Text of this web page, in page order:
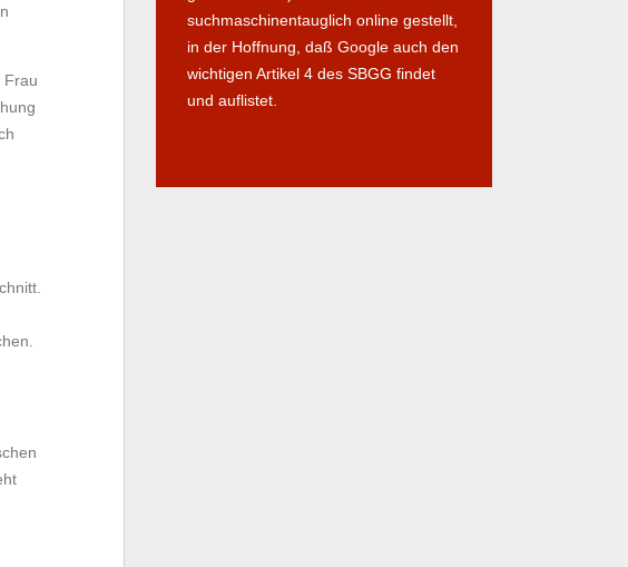
Frau
suchmaschinentauglich online gestellt,
in der Hoffnung, daß Google auch den
wichtigen Artikel 4 des SBGG findet
und auflistet.